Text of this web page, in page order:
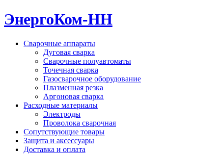
ЭнергоКом-НН
Сварочные аппараты
Дуговая сварка
Сварочные полуавтоматы
Точечная сварка
Газосварочное оборудование
Плазменная резка
Аргоновая сварка
Расходные материалы
Электроды
Проволока сварочная
Сопутствующие товары
Защита и аксессуары
Доставка и оплата